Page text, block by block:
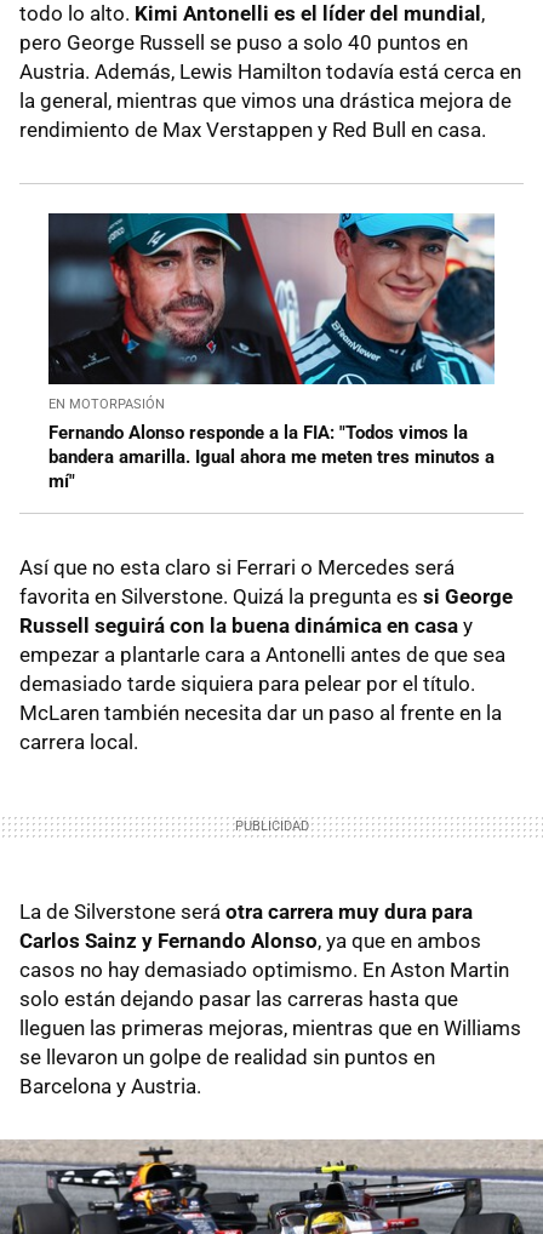
todo lo alto. Kimi Antonelli es el líder del mundial ,
pero George Russell se puso a solo 40 puntos en
Austria. Además, Lewis Hamilton todavía está cerca en
la general, mientras que vimos una drástica mejora de
rendimiento de Max Verstappen y Red Bull en casa.
EN MOTORPASIÓN
Fernando Alonso responde a la FIA: "Todos vimos la
bandera amarilla. Igual ahora me meten tres minutos a
mí"
Así que no esta claro si Ferrari o Mercedes será
favorita en Silverstone. Quizá la pregunta es si George
Russell seguirá con la buena dinámica en casa y
empezar a plantarle cara a Antonelli antes de que sea
demasiado tarde siquiera para pelear por el título.
McLaren también necesita dar un paso al frente en la
carrera local.
La de Silverstone será otra carrera muy dura para
Carlos Sainz y Fernando Alonso, ya que en ambos
casos no hay demasiado optimismo. En Aston Martin
solo están dejando pasar las carreras hasta que
lleguen las primeras mejoras, mientras que en Williams
se llevaron un golpe de realidad sin puntos en
Barcelona y Austria.